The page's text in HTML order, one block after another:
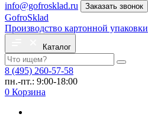
info@gofrosklad.ru
Заказать звонок
GofroSklad
Производство картонной упаковки
Каталог
8 (495) 260-57-58
пн.-пт.: 9:00-18:00
0 Корзина